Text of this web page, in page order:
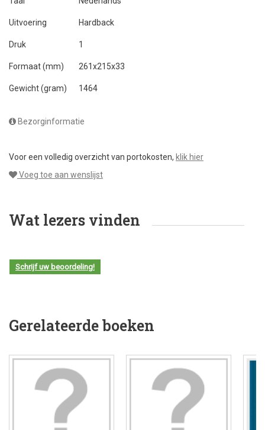
Uitvoering Hardback
Druk 1
Formaat (mm) 261x215x33
Gewicht (gram) 1464
Bezorginformatie
Voor een volledig overzicht van portokosten, klik hier
Voeg toe aan wenslijst
Wat lezers vinden
Schrijf uw beoordeling!
Gerelateerde boeken